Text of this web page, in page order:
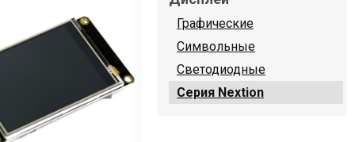
Графические
Символьные
Светодиодные
Серия Nextion